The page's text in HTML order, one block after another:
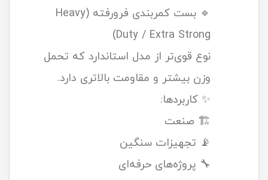
🔹 بست کمربندی فرورفته (Heavy
Duty / Extra Strong)
نوع قوی‌تر از مدل استاندارد که تحمل
وزن بیشتر و مقاومت بالاتری دارد.
✨ کاربردها:
🏗️ صنعت
📡 تجهیزات سنگین
🔧 پروژه‌های حرفه‌ای